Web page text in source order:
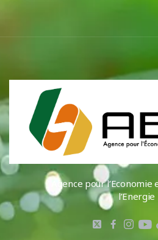
Agence pour
l’Energie